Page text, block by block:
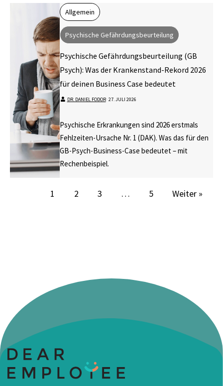
Allgemein
Psychische Gefährdungsbeurteilung
Psychische Gefährdungsbeurteilung (GB
Psych): Was der Krankenstand-Rekord 2026
für deinen Business Case bedeutet
DR. DANIEL FODOR⋅ 27. JULI 2026
Psychische Erkrankungen sind 2026 erstmals
Fehlzeiten-Ursache Nr. 1 (DAK). Was das für den
GB-Psych-Business-Case bedeutet – mit
Rechenbeispiel.
1 2 3 … 5 Weiter »